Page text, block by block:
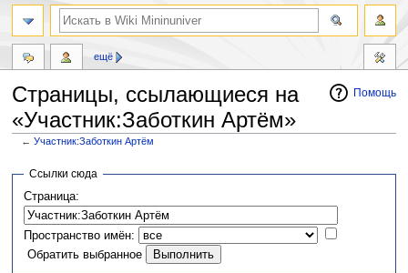
Помощь
Страницы, ссылающиеся на
«Участник:Заботкин Артём»
←Участник:Заботкин Артём
Перейти
навигации
Перейти
поиску
Ссылки сюда
Страница:
Пространство имён:
Обратить выбранное
ещё